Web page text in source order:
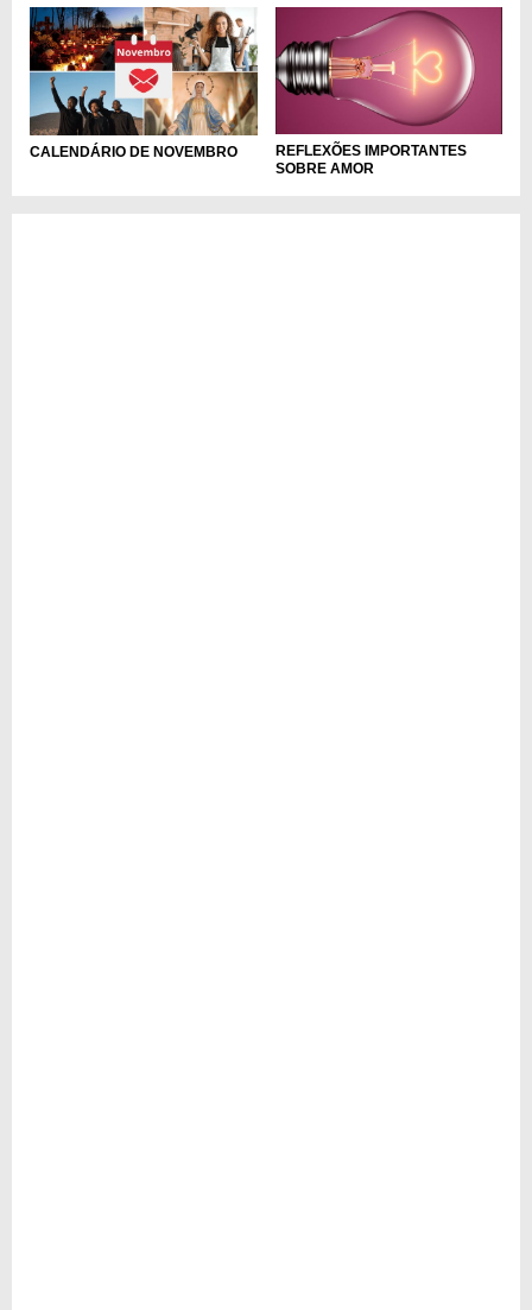
CALENDÁRIO DE NOVEMBRO
REFLEXÕES IMPORTANTES
SOBRE AMOR